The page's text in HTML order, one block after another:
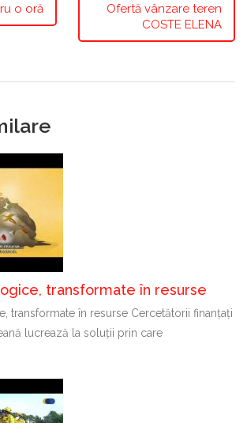
o oră
Ofertă vânzare teren
COSTE ELENA
transformate în resurse
transformate în resurse Cercetătorii finanțați
lucrează la soluții prin care